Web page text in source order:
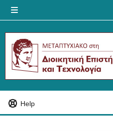
Help